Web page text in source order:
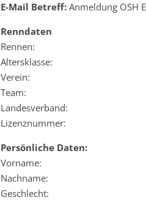
E-Mail Betreff: Anmeldung OSH
Renndaten
Rennen:
Altersklasse:
Verein:
Team:
Landesverband:
Lizenznummer:
Persönliche Daten:
Vorname:
Nachname:
Geschlecht: